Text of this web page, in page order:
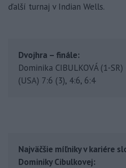
ďalší turnaj v Indian Wells.
Dvojhra – finále:
Dominika CIBULKOVÁ (1-
(USA) 7:6 (3), 4:6, 6:4
Najväčšie míľniky v kariére
Dominiky Cibulkovej: